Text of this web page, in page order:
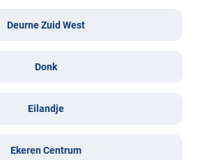
Deurne Zuid West
Donk
Eilandje
Ekeren Centrum